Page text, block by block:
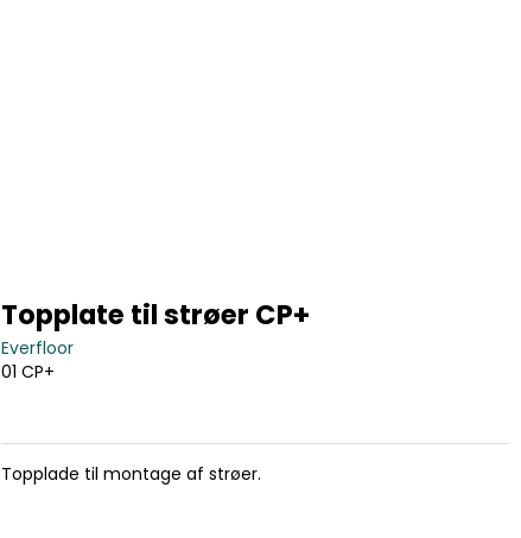
Topplate til strøer CP+
Everfloor
01 CP+
Topplade til montage af strøer.